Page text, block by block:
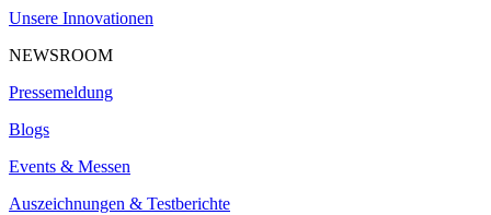
Unsere Innovationen
NEWSROOM
Pressemeldung
Blogs
Events & Messen
Auszeichnungen & Testberichte